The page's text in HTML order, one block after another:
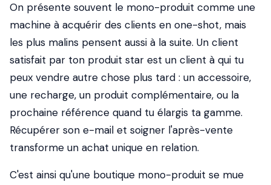
On présente souvent le mono-produit comme une
machine à acquérir des clients en one-shot, mais
les plus malins pensent aussi à la suite. Un client
satisfait par ton produit star est un client à qui tu
peux vendre autre chose plus tard : un accessoire,
une recharge, un produit complémentaire, ou la
prochaine référence quand tu élargis ta gamme.
Récupérer son e-mail et soigner l'après-vente
transforme un achat unique en relation.
C'est ainsi qu'une boutique mono-produit se mue